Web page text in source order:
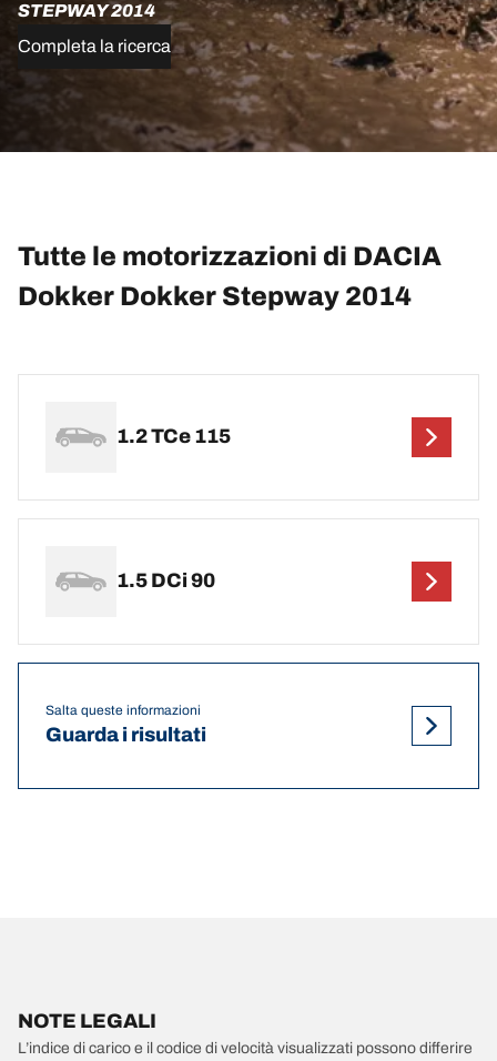
STEPWAY 2014
Completa la ricerca
Tutte le motorizzazioni di DACIA
Dokker Dokker Stepway 2014
1.2 TCe 115
1.5 DCi 90
Salta queste informazioni
Guarda i risultati
NOTE LEGALI
L’indice di carico e il codice di velocità visualizzati possono differire